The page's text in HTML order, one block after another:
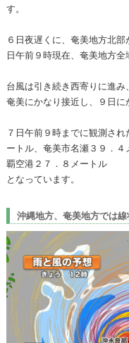
す。
６日夜遅くに、奄美地方北
日午前９時現在、奄美地方全
台風は引き続き西寄りに進
奄美にかなり接近し、９日に
７日午前９時までに観測さ
ートル、奄美市名瀬３９．
覇空港２７．８メートル
となっています。
沖縄地方、奄美地方では